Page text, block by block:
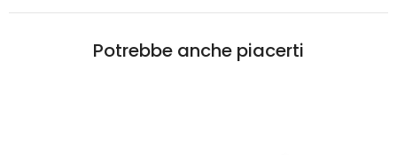
Potrebbe anche piacerti